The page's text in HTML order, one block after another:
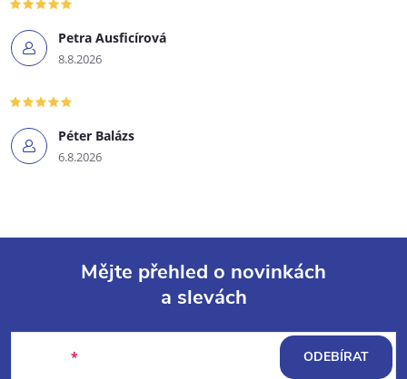
Petra Ausficírová
8.8.2026
Péter Balázs
6.8.2026
Mějte přehled o novinkách
a slevách
ODEBÍRAT